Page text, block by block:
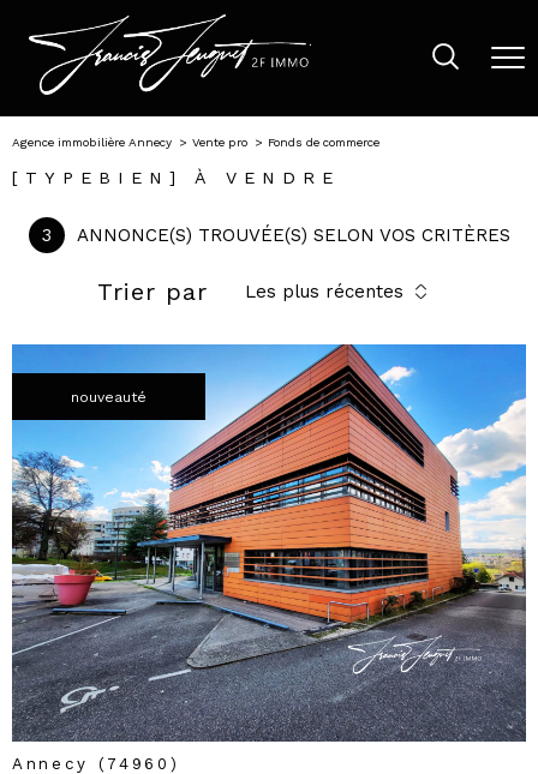
Agence immobilière Annecy Vente pro Fonds de commerce
[TYPEBIEN] À VENDRE
3 ANNONCE(S) TROUVÉE(S) SELON VOS CRITÈRES
Trier par Les plus récentes
nouveauté
voir le
bien
Annecy (74960)